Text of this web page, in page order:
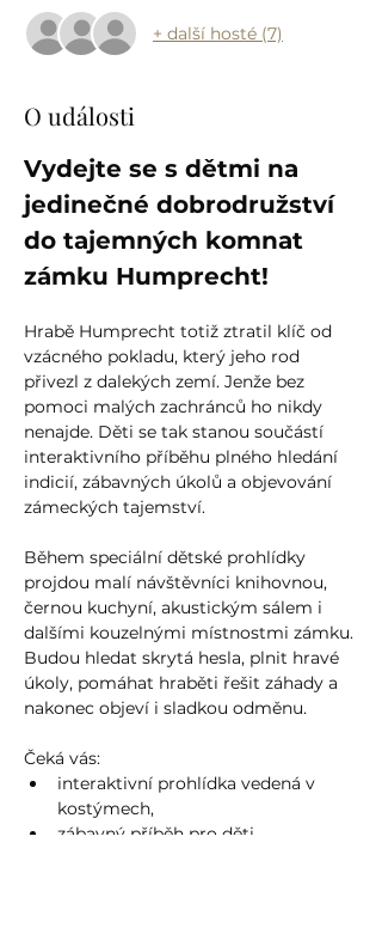
+ další hosté (7)
O události
Vydejte se s dětmi na
jedinečné dobrodružství
do tajemných komnat
zámku Humprecht!
Hrabě Humprecht totiž ztratil klíč od
vzácného pokladu, který jeho rod
přivezl z dalekých zemí. Jenže bez
pomoci malých zachránců ho nikdy
nenajde. Děti se tak stanou součástí
interaktivního příběhu plného hledání
indicií, zábavných úkolů a objevování
zámeckých tajemství.
Během speciální dětské prohlídky
projdou malí návštěvníci knihovnou,
černou kuchyní, akustickým sálem i
dalšími kouzelnými místnostmi zámku.
Budou hledat skrytá hesla, plnit hravé
úkoly, pomáhat hraběti řešit záhady a
nakonec objeví i sladkou odměnu.
Čeká vás:
interaktivní prohlídka vedená v
kostýmech,
zábavný příběh pro děti,